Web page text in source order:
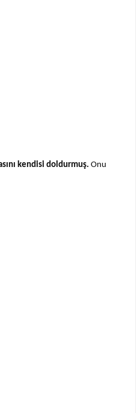
kendisi doldurmuş. Onu